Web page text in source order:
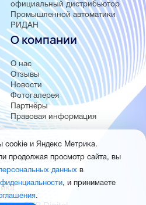
официальный дистрибьютор
Промышленной автоматики
РИДАН
О компании
О нас
Отзывы
Новости
Фотогалерея
Партнёры
Правовая информация
cookie и Яндекс Метрика.
продолжая просмотр сайта, вы
данных в
, и принимаете
.